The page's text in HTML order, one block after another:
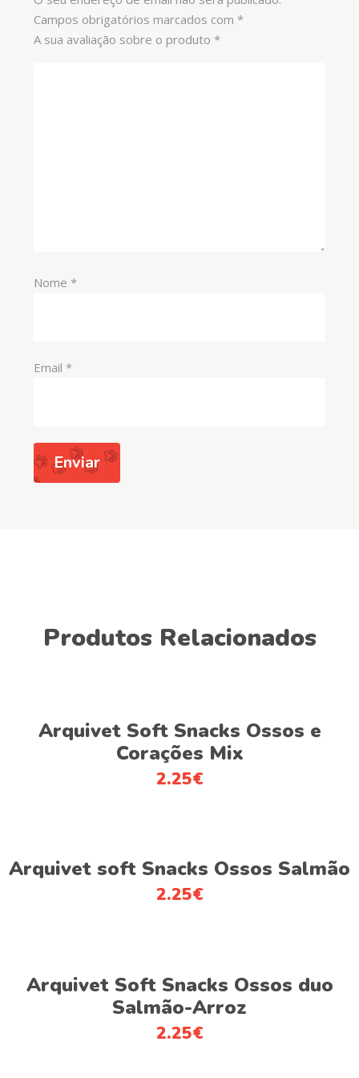
Campos obrigatórios marcados com *
A sua avaliação sobre o produto *
Nome *
Email *
Produtos Relacionados
Adicionar
Arquivet Soft Snacks Ossos e
Corações Mix
2.25€
Adicionar
Arquivet soft Snacks Ossos Salmão
2.25€
Adicionar
Arquivet Soft Snacks Ossos duo
Salmão-Arroz
2.25€